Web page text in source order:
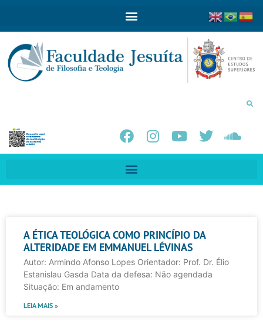
A ÉTICA TEOLÓGICA COMO PRINCÍPIO DA
ALTERIDADE EM EMMANUEL LÉVINAS
Autor: Armindo Afonso Lopes Orientador: Prof. Dr. Élio
Estanislau Gasda Data da defesa: Não agendada
Situação: Em andamento
LEIA MAIS »